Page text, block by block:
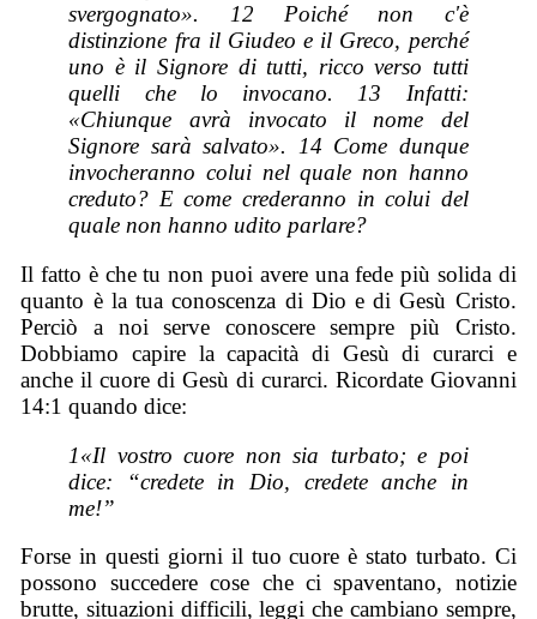
svergognato». 12 Poiché non c'è
distinzione fra il Giudeo e il Greco, perché
uno è il Signore di tutti, ricco verso tutti
quelli che lo invocano. 13 Infatti:
«Chiunque avrà invocato il nome del
Signore sarà salvato». 14 Come dunque
invocheranno colui nel quale non hanno
creduto? E come crederanno in colui del
quale non hanno udito parlare?
Il fatto è che tu non puoi avere una fede più solida di
quanto è la tua conoscenza di Dio e di Gesù Cristo.
Perciò a noi serve conoscere sempre più Cristo.
Dobbiamo capire la capacità di Gesù di curarci e
anche il cuore di Gesù di curarci. Ricordate Giovanni
14:1 quando dice:
1«Il vostro cuore non sia turbato; e poi
dice: “credete in Dio, credete anche in
me!”
Forse in questi giorni il tuo cuore è stato turbato. Ci
possono succedere cose che ci spaventano, notizie
brutte, situazioni difficili, leggi che cambiano sempre,